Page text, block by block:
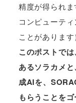
精度が得られ
コンピューテ
ことがあります
このポストで
あるソラカメ
成AIを、
もらうことを